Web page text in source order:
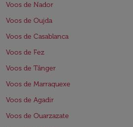
Voos de Nador
Voos de Oujda
Voos de Casablanca
Voos de Fez
Voos de Tânger
Voos de Marraquexe
Voos de Agadir
Voos de Ouarzazate